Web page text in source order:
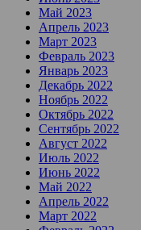
Май 2023
Апрель 2023
Март 2023
Февраль 2023
Январь 2023
Декабрь 2022
Ноябрь 2022
Октябрь 2022
Сентябрь 2022
Август 2022
Июль 2022
Июнь 2022
Май 2022
Апрель 2022
Март 2022